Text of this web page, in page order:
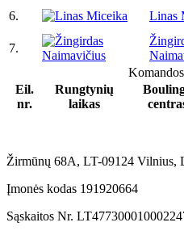
6.
Linas
7.
Eil.
nr.
Rungtynių
laikas
Žirmūnų 68A, LT-09124 Vilnius,
Įmonės kodas 191920664
Sąskaitos Nr.